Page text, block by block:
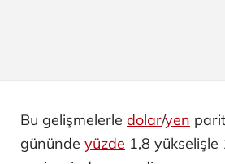
Bu gelişmelerle dolar/yen
gününde yüzde 1,8 yükselişle